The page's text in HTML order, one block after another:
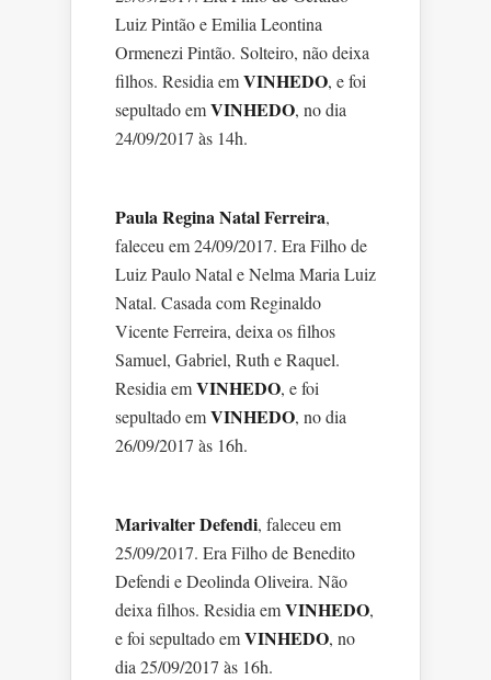
Luiz Pintão e Emilia Leontina
Ormenezi Pintão. Solteiro, não deixa
filhos. Residia emVINHEDO, e foi
sepultado emVINHEDO, no dia
24/09/2017 às 14h.
Paula Regina Natal Ferreira,
faleceu em 24/09/2017. Era Filho de
Luiz Paulo Natal e Nelma Maria Luiz
Natal. Casada com Reginaldo
Vicente Ferreira, deixa os filhos
Samuel, Gabriel, Ruth e Raquel.
Residia emVINHEDO, e foi
sepultado emVINHEDO, no dia
26/09/2017 às 16h.
Marivalter Defendi, faleceu em
25/09/2017. Era Filho de Benedito
Defendi e Deolinda Oliveira. Não
deixa filhos. Residia emVINHEDO,
e foi sepultado emVINHEDO, no
dia 25/09/2017 às 16h.